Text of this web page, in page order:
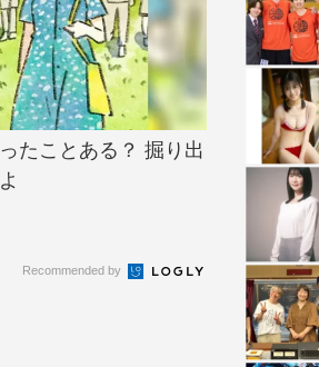
たことある？ 掘り出
Recommended by